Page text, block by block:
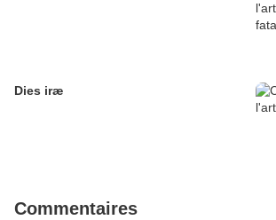
Dies iræ
Commentaires